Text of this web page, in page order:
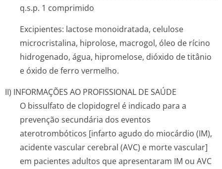
q.s.p. 1 comprimido
Excipientes: lactose monoidratada, celulose
microcristalina, hiprolose, macrogol, óleo de rícino
hidrogenado, água, hipromelose, dióxido de titânio
e óxido de ferro vermelho.
II) INFORMAÇÕES AO PROFISSIONAL DE SAÚDE
O bissulfato de clopidogrel é indicado para a
prevenção secundária dos eventos
aterotrombóticos [infarto agudo do miocárdio (IM),
acidente vascular cerebral (AVC) e morte vascular]
em pacientes adultos que apresentaram IM ou AVC